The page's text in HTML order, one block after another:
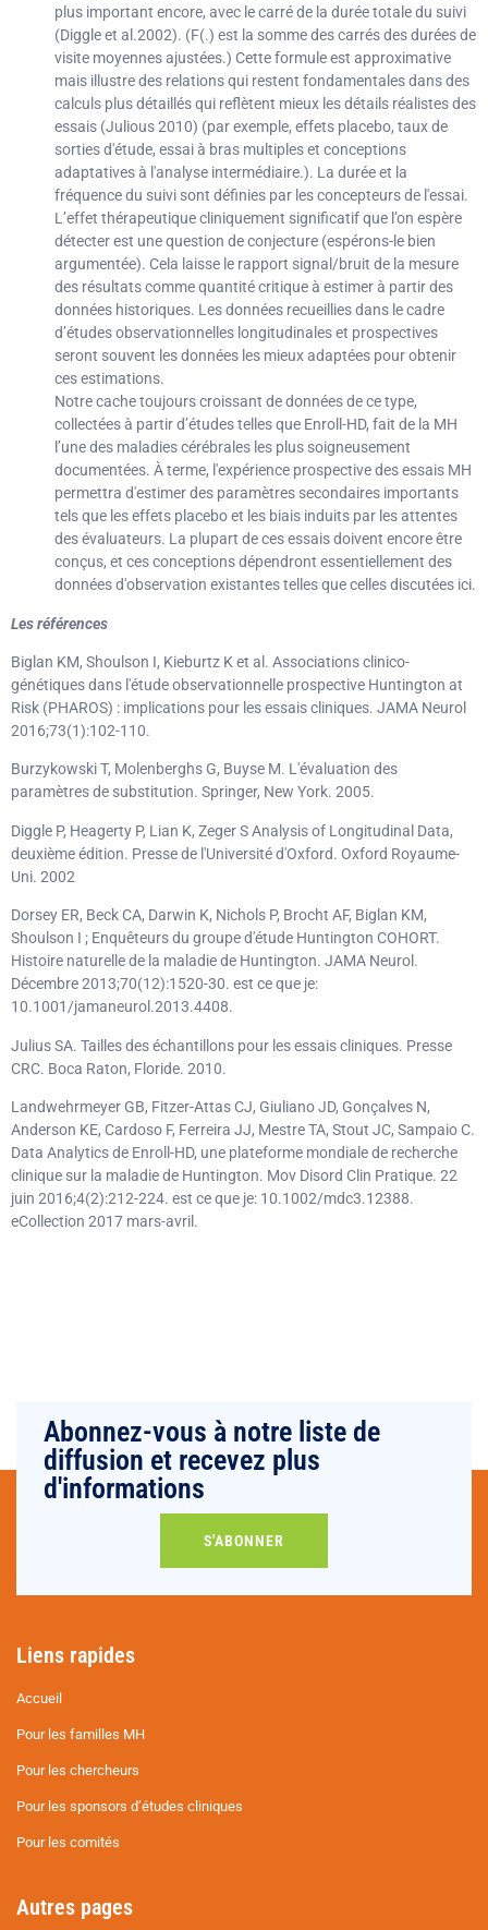
plus important encore, avec le carré de la durée totale du suivi
(Diggle et al.2002). (F(.) est la somme des carrés des durées de
visite moyennes ajustées.) Cette formule est approximative
mais illustre des relations qui restent fondamentales dans des
calculs plus détaillés qui reflètent mieux les détails réalistes des
essais (Julious 2010) (par exemple, effets placebo, taux de
sorties d'étude, essai à bras multiples et conceptions
adaptatives à l'analyse intermédiaire.). La durée et la
fréquence du suivi sont définies par les concepteurs de l'essai.
L’effet thérapeutique cliniquement significatif que l’on espère
détecter est une question de conjecture (espérons-le bien
argumentée). Cela laisse le rapport signal/bruit de la mesure
des résultats comme quantité critique à estimer à partir des
données historiques. Les données recueillies dans le cadre
d’études observationnelles longitudinales et prospectives
seront souvent les données les mieux adaptées pour obtenir
ces estimations.
Notre cache toujours croissant de données de ce type,
collectées à partir d’études telles que Enroll-HD, fait de la MH
l’une des maladies cérébrales les plus soigneusement
documentées. À terme, l'expérience prospective des essais MH
permettra d'estimer des paramètres secondaires importants
tels que les effets placebo et les biais induits par les attentes
des évaluateurs. La plupart de ces essais doivent encore être
conçus, et ces conceptions dépendront essentiellement des
données d'observation existantes telles que celles discutées ici.
Les références
Biglan KM, Shoulson I, Kieburtz K et al. Associations clinico-
génétiques dans l'étude observationnelle prospective Huntington at
Risk (PHAROS) : implications pour les essais cliniques. JAMA Neurol
2016;73(1):102-110.
Burzykowski T, Molenberghs G, Buyse M. L'évaluation des
paramètres de substitution. Springer, New York. 2005.
Diggle P, Heagerty P, Lian K, Zeger S Analysis of Longitudinal Data,
deuxième édition. Presse de l'Université d'Oxford. Oxford Royaume-
Uni. 2002
Dorsey ER, Beck CA, Darwin K, Nichols P, Brocht AF, Biglan KM,
Shoulson I ; Enquêteurs du groupe d'étude Huntington COHORT.
Histoire naturelle de la maladie de Huntington. JAMA Neurol.
Décembre 2013;70(12):1520-30. est ce que je:
10.1001/jamaneurol.2013.4408.
Julius SA. Tailles des échantillons pour les essais cliniques. Presse
CRC. Boca Raton, Floride. 2010.
Landwehrmeyer GB, Fitzer-Attas CJ, Giuliano JD, Gonçalves N,
Anderson KE, Cardoso F, Ferreira JJ, Mestre TA, Stout JC, Sampaio C.
Data Analytics de Enroll-HD, une plateforme mondiale de recherche
clinique sur la maladie de Huntington. Mov Disord Clin Pratique. 22
juin 2016;4(2):212-224. est ce que je: 10.1002/mdc3.12388.
eCollection 2017 mars-avril.
Abonnez-vous à notre liste de
diffusion et recevez plus
d'informations
S'ABONNER
Liens rapides
Accueil
Pour les familles MH
Pour les chercheurs
Pour les sponsors d’études cliniques
Pour les comités
Autres pages